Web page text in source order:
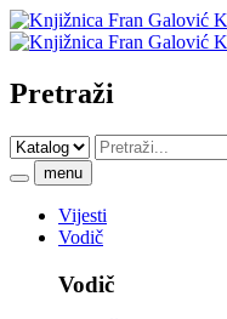
Pretraži
menu
Vijesti
Vodič
Vodič